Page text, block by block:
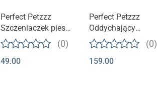
Produkt niedostępny
Perfect Petzzz
Szczeniaczek piesek
Berneļczyk na
legowisku
(0)
49.00
Produkt niedostępny
Perfect Petzzz
Oddychający
szczeniaczek piesek
Pudelek
(0)
159.00